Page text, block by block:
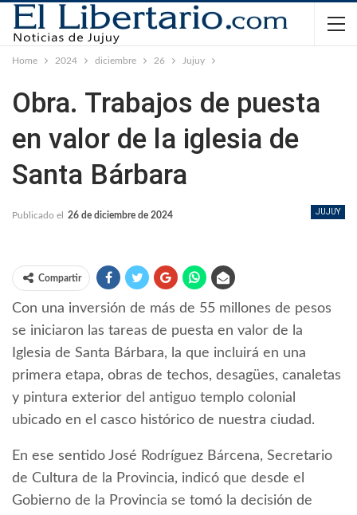
Home 2024 diciembre 26 Jujuy
Obra. Trabajos de puesta
en valor de la iglesia de
Santa Bárbara
JUJUY
Publicado el 26 de diciembre de 2024
Compartir
Con una inversión de más de 55 millones de pesos
se iniciaron las tareas de puesta en valor de la
Iglesia de Santa Bárbara, la que incluirá en una
primera etapa, obras de techos, desagües, canaletas
y pintura exterior del antiguo templo colonial
ubicado en el casco histórico de nuestra ciudad.
En ese sentido José Rodríguez Bárcena, Secretario
de Cultura de la Provincia, indicó que desde el
Gobierno de la Provincia se tomó la decisión de